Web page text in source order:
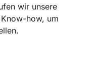
wir unsere
how, um